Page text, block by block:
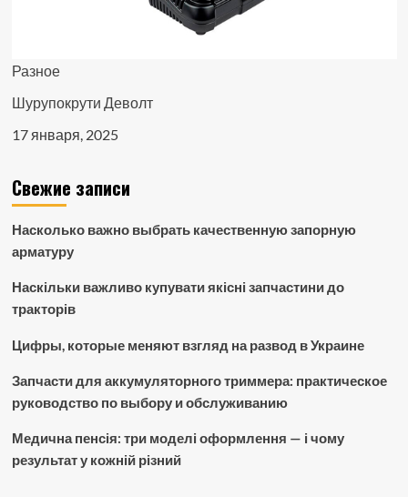
Разное
Шурупокрути Деволт
17 января, 2025
Свежие записи
Насколько важно выбрать качественную запорную
арматуру
Наскільки важливо купувати якісні запчастини до
тракторів
Цифры, которые меняют взгляд на развод в Украине
Запчасти для аккумуляторного триммера: практическое
руководство по выбору и обслуживанию
Медична пенсія: три моделі оформлення — і чому
результат у кожній різний